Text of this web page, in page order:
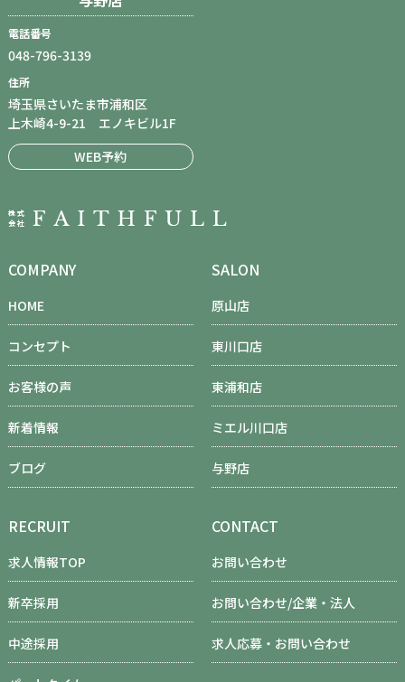
電話番号
048-796-3139
住所
埼玉県さいたま市浦和区
上木崎4-9-21 エノキビル1F
WEB予約
COMPANY
HOME
コンセプト
お客様の声
新着情報
ブログ
SALON
原山店
東川口店
東浦和店
ミエル川口店
与野店
RECRUIT
求人情報TOP
新卒採用
中途採用
CONTACT
お問い合わせ
お問い合わせ/企業・法人
求人応募・お問い合わせ